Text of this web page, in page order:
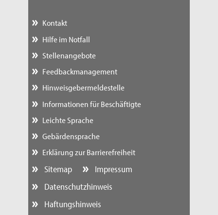
Kontakt
Hilfe im Notfall
Stellenangebote
Feedbackmanagement
Hinweisgebermeldestelle
Informationen für Beschäftigte
Leichte Sprache
Gebärdensprache
Erklärung zur Barrierefreiheit
Sitemap
Impressum
Datenschutzhinweis
Haftungshinweis